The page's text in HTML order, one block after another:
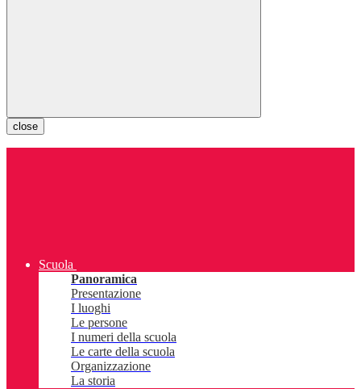
close
Scuola
Panoramica
Presentazione
I luoghi
Le persone
I numeri della scuola
Le carte della scuola
Organizzazione
La storia